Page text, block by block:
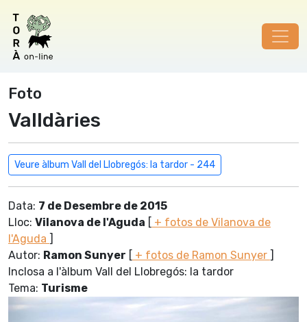
Foto
Valldàries
Veure àlbum Vall del Llobregós: la tardor - 244
Data: 7 de Desembre de 2015
Lloc: Vilanova de l'Aguda [ + fotos de Vilanova de
l'Aguda ]
Autor: Ramon Sunyer [ + fotos de Ramon Sunyer ]
Inclosa a l'àlbum Vall del Llobregós: la tardor
Tema: Turisme